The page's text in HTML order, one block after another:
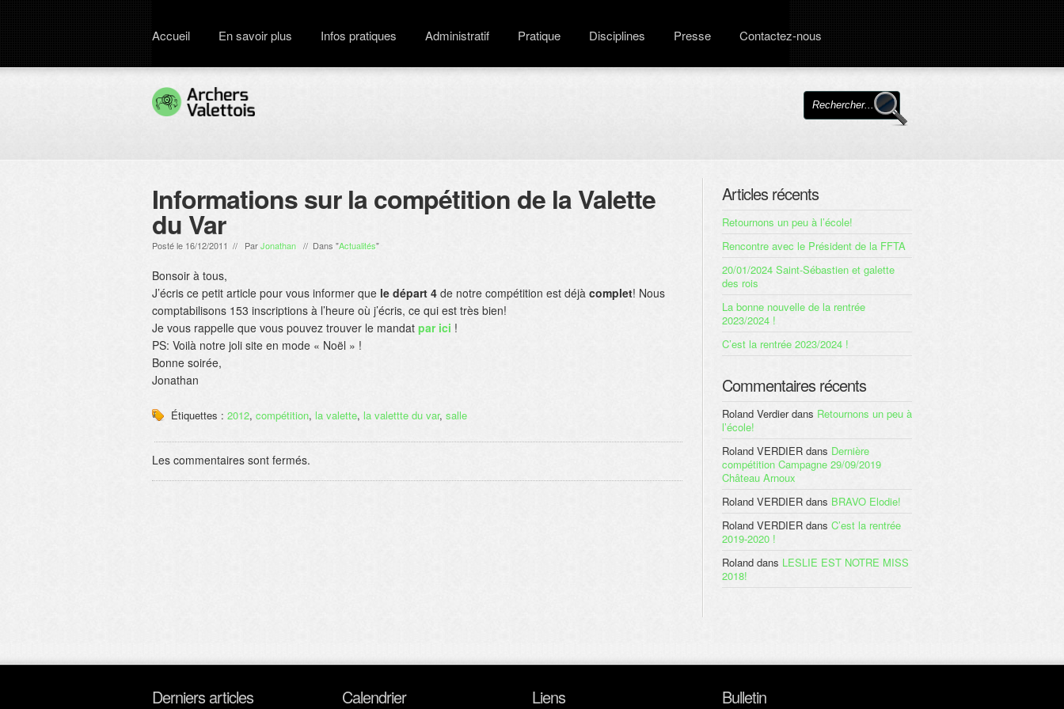
Accueil En savoir plus Infos pratiques Administratif Pratique Disciplines Presse Contactez-nous
Informations sur la compétition de la Valette
du Var
Posté le 16/12/2011 // ParJonathan // Dans "Actualités"
Bonsoir à tous,
J’écris ce petit article pour vous informer que le départ 4 de notre compétition est déjà complet! Nous
comptabilisons 153 inscriptions à l’heure où j’écris, ce qui est très bien!
Je vous rappelle que vous pouvez trouver le mandat par ici !
PS: Voilà notre joli site en mode « Noël » !
Bonne soirée,
Jonathan
Étiquettes : 2012, compétition, la valette, la valettte du var, salle
Les commentaires sont fermés.
Articles récents
Retournons un peu à l’école!
Rencontre avec le Président de la FFTA
20/01/2024 Saint-Sébastien et galette
des rois
La bonne nouvelle de la rentrée
2023/2024 !
C’est la rentrée 2023/2024 !
Commentaires récents
Roland Verdierdans Retournons un peu à
l’école!
Roland VERDIER dans Dernière
compétition Campagne 29/09/2019
Château Arnoux
Roland VERDIER dans BRAVO Elodie!
Roland VERDIER dans C’est la rentrée
2019-2020 !
Roland dans LESLIE EST NOTRE MISS
2018!
Derniers articles Calendrier Liens Bulletin